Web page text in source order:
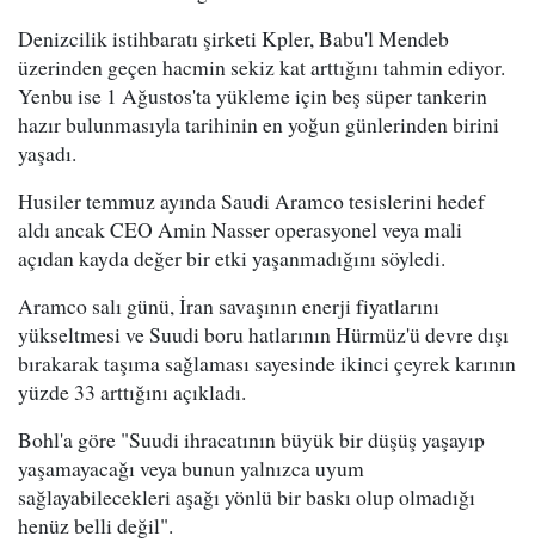
Denizcilik istihbaratı şirketi Kpler, Babu'l Mendeb
üzerinden geçen hacmin sekiz kat arttığını tahmin ediyor.
Yenbu ise 1 Ağustos'ta yükleme için beş süper tankerin
hazır bulunmasıyla tarihinin en yoğun günlerinden birini
yaşadı.
Husiler temmuz ayında Saudi Aramco tesislerini hedef
aldı ancak CEO Amin Nasser operasyonel veya mali
açıdan kayda değer bir etki yaşanmadığını söyledi.
Aramco salı günü, İran savaşının enerji fiyatlarını
yükseltmesi ve Suudi boru hatlarının Hürmüz'ü devre dışı
bırakarak taşıma sağlaması sayesinde ikinci çeyrek karının
yüzde 33 arttığını açıkladı.
Bohl'a göre "Suudi ihracatının büyük bir düşüş yaşayıp
yaşamayacağı veya bunun yalnızca uyum
sağlayabilecekleri aşağı yönlü bir baskı olup olmadığı
henüz belli değil".